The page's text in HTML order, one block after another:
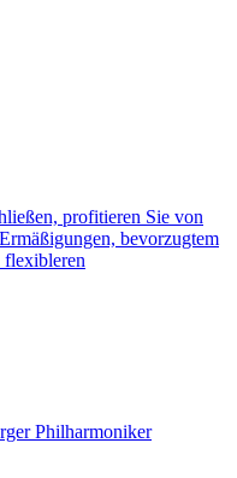
profitieren Sie von
bevorzugtem
flexibleren
Philharmoniker